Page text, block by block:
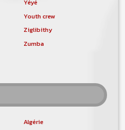
Yéyé
Youth crew
Ziglibithy
Zumba
Algérie